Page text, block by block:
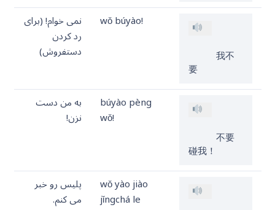
要
wǒ búyào! نمی خوام! (برای
رد کردن
دستفروش)
碰我！
búyào pèng
wǒ!
به من دست
نزن!
wǒ yào jiào
jǐngchá le
پلیس رو خبر
می کنم.